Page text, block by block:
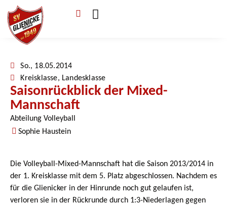
So., 18.05.2014
Kreisklasse, Landesklasse
Saisonrückblick der Mixed-
Mannschaft
Abteilung Volleyball
Sophie Haustein
Die Volleyball-Mixed-Mannschaft hat die Saison 2013/2014 in
der 1. Kreisklasse mit dem 5. Platz abgeschlossen. Nachdem es
für die Glienicker in der Hinrunde noch gut gelaufen ist,
verloren sie in der Rückrunde durch 1:3-Niederlagen gegen